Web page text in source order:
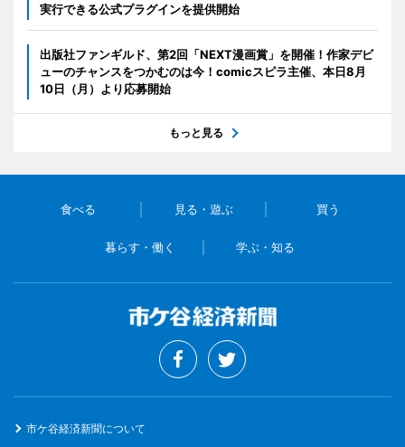
実行できる公式プラグインを提供開始
出版社ファンギルド、第2回「NEXT漫画賞」を開催！作家デビ
ューのチャンスをつかむのは今！comicスピラ主催、本日8月
10日（月）より応募開始
もっと見る
食べる 見る・遊ぶ 買う
暮らす・働く 学ぶ・知る
市ケ谷経済新聞について